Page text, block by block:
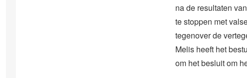
na de resultaten
te stoppen met
tegenover de
Melis heeft het
om het besluit om